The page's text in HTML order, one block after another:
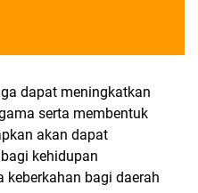
dapat meningkatkan
serta membentuk
akan dapat
kehidupan
keberkahan bagi daerah